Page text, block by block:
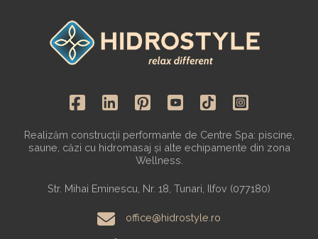
Realizăm construcții performante de Centre Spa: piscine,
saune, căzi cu hidromasaj și alte echipamente din zona
Wellness.
Str. Mihai Eminescu, Nr. 18, Tunari, Ilfov (077180)
office@hidrostyle.ro